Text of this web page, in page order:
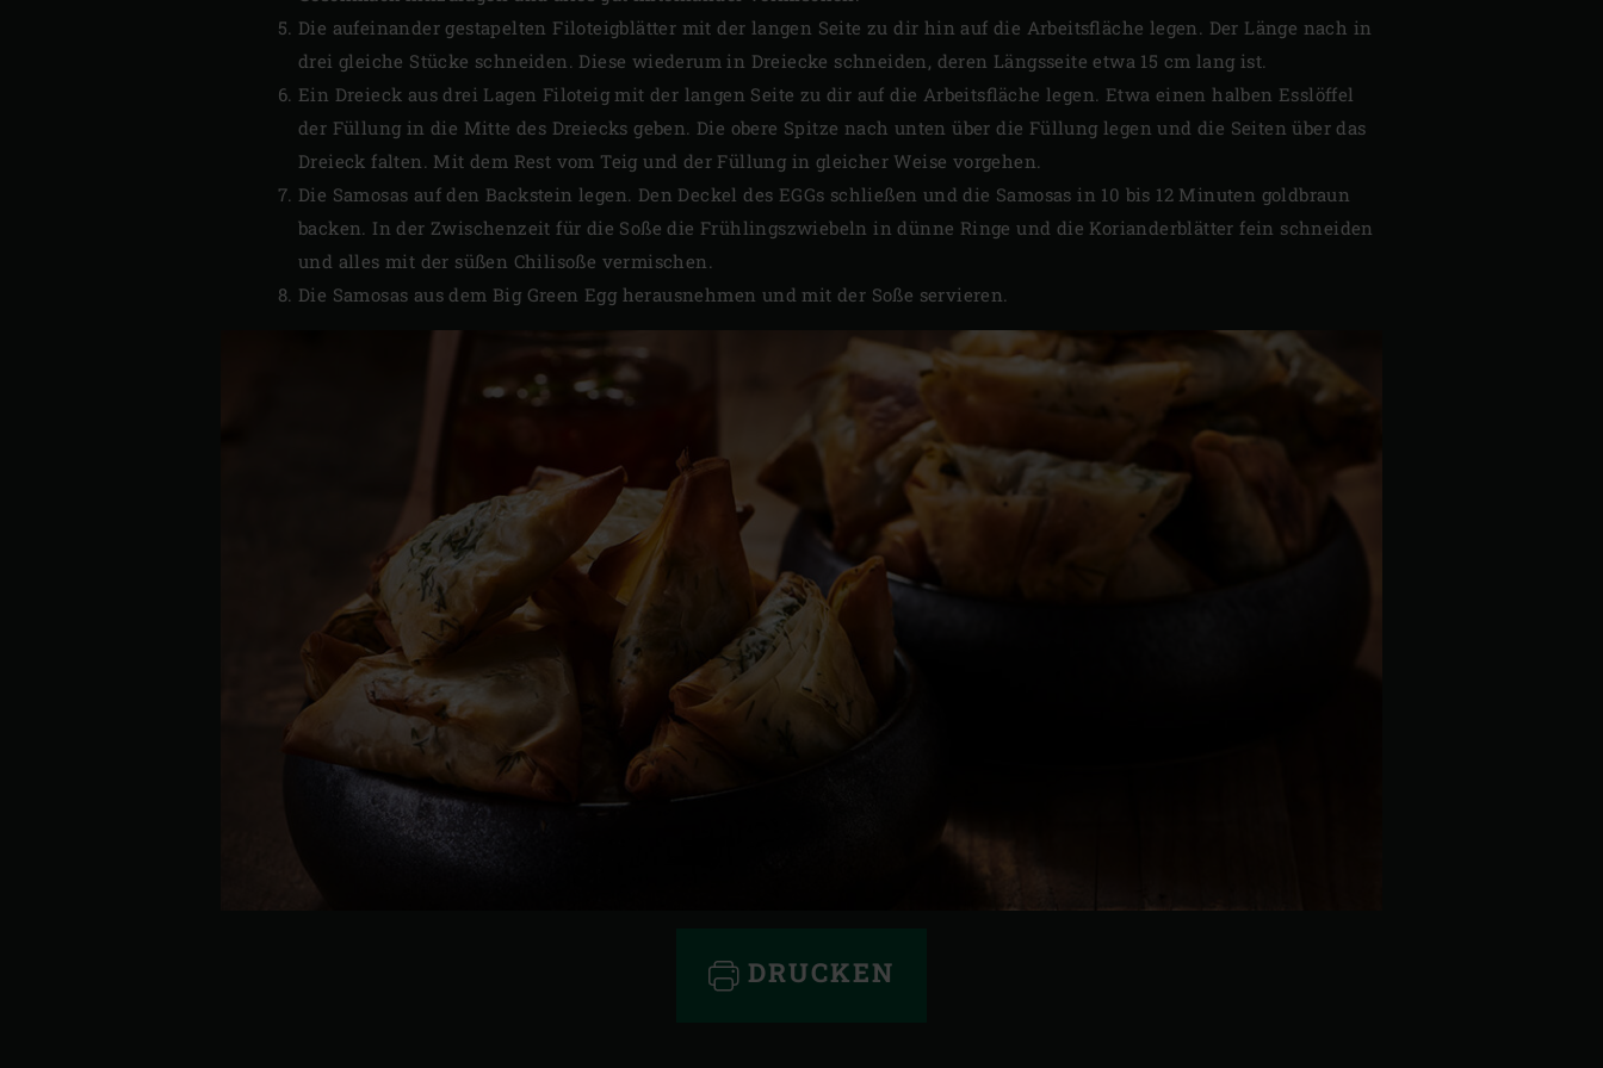
Die aufeinander gestapelten Filoteigblätter mit der langen Seite zu dir hin auf die Arbeitsfläche legen. Der Länge nach in
drei gleiche Stücke schneiden. Diese wiederum in Dreiecke schneiden, deren Längsseite etwa 15 cm lang ist.
Ein Dreieck aus drei Lagen Filoteig mit der langen Seite zu dir auf die Arbeitsfläche legen. Etwa einen halben Esslöffel
der Füllung in die Mitte des Dreiecks geben. Die obere Spitze nach unten über die Füllung legen und die Seiten über das
Dreieck falten. Mit dem Rest vom Teig und der Füllung in gleicher Weise vorgehen.
Die Samosas auf den Backstein legen. Den Deckel des EGGs schließen und die Samosas in 10 bis 12 Minuten goldbraun
backen. In der Zwischenzeit für die Soße die Frühlingszwiebeln in dünne Ringe und die Korianderblätter fein schneiden
und alles mit der süßen Chilisoße vermischen.
Die Samosas aus dem Big Green Egg herausnehmen und mit der Soße servieren.
DRUCKEN